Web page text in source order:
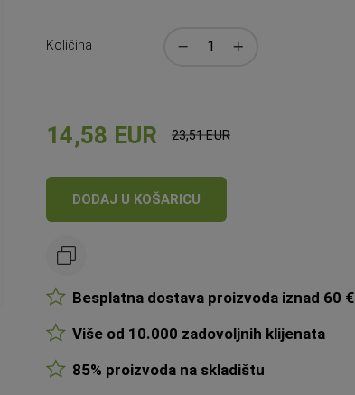
Količina
14,58 EUR
Standardna
23,51 EUR
DODAJ U KOŠARICU
Besplatna dostava proizvoda iznad 60 €
Više od 10.000 zadovoljnih klijenata
85% proizvoda na skladištu